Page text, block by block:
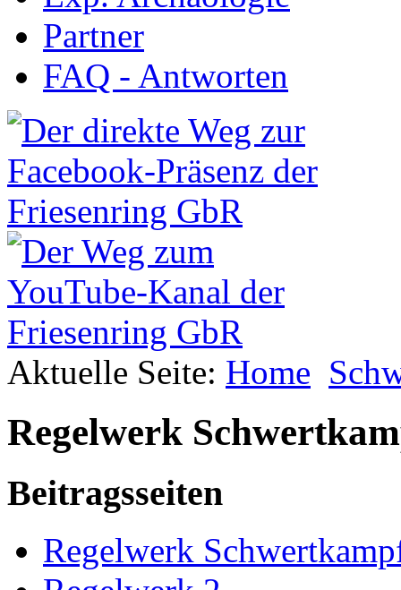
Partner
FAQ - Antworten
Aktuelle Seite: Home
Regelwerk
Beitragsseiten
Regelwerk